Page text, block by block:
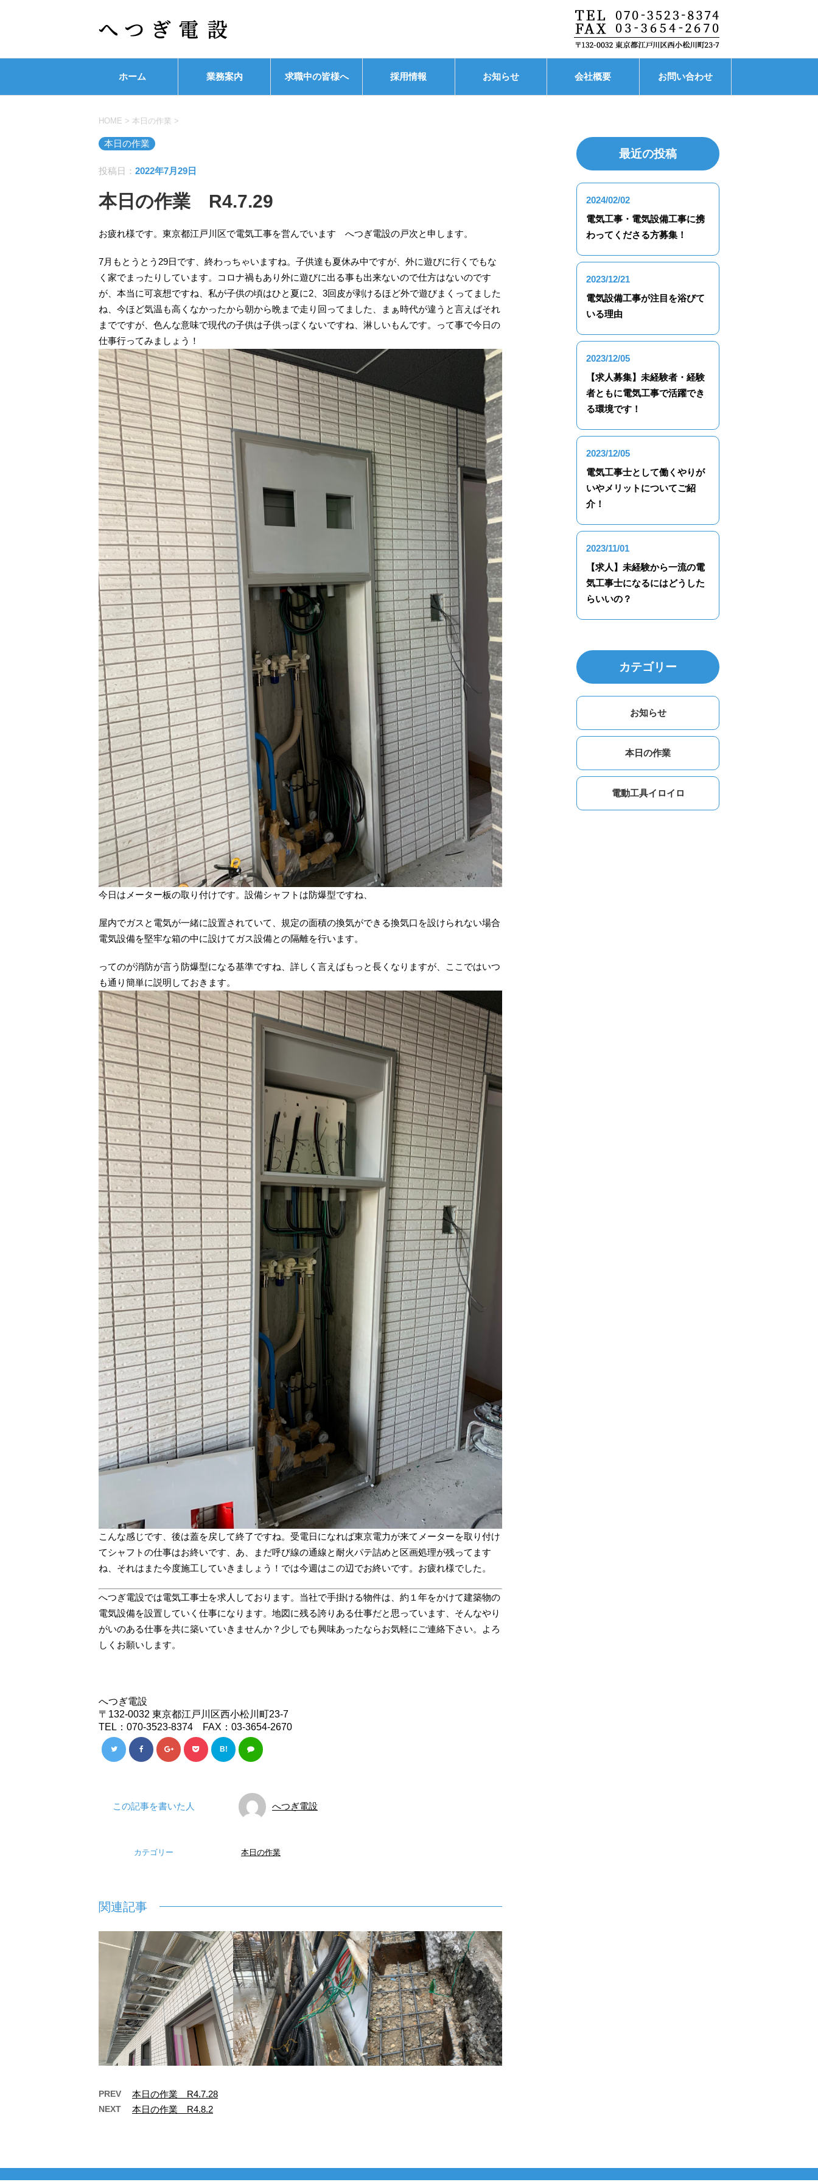
ホーム 業務案内 求職中の皆様へ 採用情報 お知らせ 会社概要 お問い合わせ
HOME > 本日の作業 >
本日の作業
投稿日： 2022年7月29日
本日の作業 R4.7.29
お疲れ様です。東京都江戸川区で電気工事を営んでいます へつぎ電設の戸次と申します。
7月もとうとう29日です、終わっちゃいますね。子供達も夏休み中ですが、外に遊びに行くでもな
く家でまったりしています。コロナ禍もあり外に遊びに出る事も出来ないので仕方はないのです
が、本当に可哀想ですね、私が子供の頃はひと夏に2、3回皮が剥けるほど外で遊びまくってました
ね、今ほど気温も高くなかったから朝から晩まで走り回ってました、まぁ時代が違うと言えばそれ
までですが、色んな意味で現代の子供は子供っぽくないですね、淋しいもんです。って事で今日の
仕事行ってみましょう！
今日はメーター板の取り付けです。設備シャフトは防爆型ですね、
屋内でガスと電気が一緒に設置されていて、規定の面積の換気ができる換気口を設けられない場合
電気設備を堅牢な箱の中に設けてガス設備との隔離を行います。
ってのが消防が言う防爆型になる基準ですね、詳しく言えばもっと長くなりますが、ここではいつ
も通り簡単に説明しておきます。
こんな感じです、後は蓋を戻して終了ですね。受電日になれば東京電力が来てメーターを取り付け
てシャフトの仕事はお終いです、あ、まだ呼び線の通線と耐火パテ詰めと区画処理が残ってます
ね、それはまた今度施工していきましょう！では今週はこの辺でお終いです。お疲れ様でした。
へつぎ電設では電気工事士を求人しております。当社で手掛ける物件は、約１年をかけて建築物の
電気設備を設置していく仕事になります。地図に残る誇りある仕事だと思っています、そんなやり
がいのある仕事を共に築いていきませんか？少しでも興味あったならお気軽にご連絡下さい。よろ
しくお願いします。
へつぎ電設
〒132-0032 東京都江戸川区西小松川町23-7
TEL：070-3523-8374 FAX：03-3654-2670
B!
この記事を書いた人 へつぎ電設
カテゴリー 本日の作業
関連記事
本日の作業 R4.7.1
PREV 本日の作業 R4.7.28
NEXT 本日の作業 R4.8.2
最近の投稿
2024/02/02
電気工事・電気設備工事に携
わってくださる方募集！
2023/12/21
電気設備工事が注目を浴びて
いる理由
2023/12/05
【求人募集】未経験者・経験
者ともに電気工事で活躍でき
る環境です！
2023/12/05
電気工事士として働くやりが
いやメリットについてご紹
介！
2023/11/01
【求人】未経験から一流の電
気工事士になるにはどうした
らいいの？
カテゴリー
お知らせ
本日の作業
電動工具イロイロ